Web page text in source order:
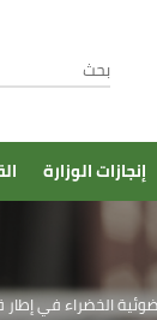
إنجازات الوزارة
الخضراء في